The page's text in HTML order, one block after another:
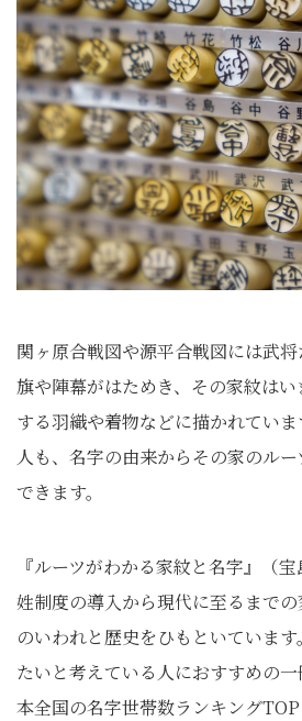
関ヶ原合戦図や源平合戦図には武
旗や陣幕がはためき、その家紋は
する羽織や着物などに描かれてい
人も、名字の由来からその家のル
できます。
『ルーツがわかる家紋と名字』（
姓制度の導入から現代に至るまで
のいわれと歴史をひもといていま
たいと考えている人におすすめの
本全国の名字世帯数ランキングTOP